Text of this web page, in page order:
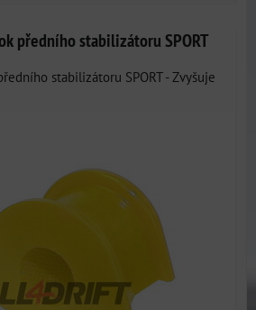
předního stabilizátoru SPORT
stabilizátoru SPORT - Zvyšuje